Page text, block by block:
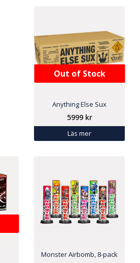
Out of Stock
Anything Else Sux
5999 kr
Läs mer
Monster Airbomb, 8-pack